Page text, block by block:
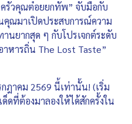
รัวคุณต๋อยยกทัพ” จับมือกับ
ณมาเปิดประสบการณ์ความ
ยากสุด ๆ กับโปรเจกต์ระดับ
าหารถิ่น The Lost Taste”
ฎาคม 2569 นี้เท่านั้น! (เริ่ม
ที่ต้องมาลองให้ได้สักครั้งใน